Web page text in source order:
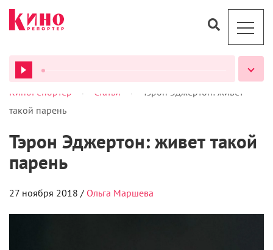
ВСЕ ПОДКАСТЫ
КиноРепортер
Тэрон Эджертон: живет такой
парень
27 ноября 2018 /